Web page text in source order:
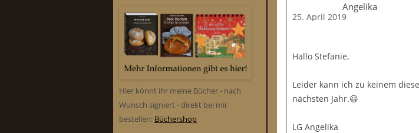
Angelika
25. April 2019
Hallo Stefanie,
Leider kann ich zu keinem
nächsten Jahr.😃
LG Angelika
Hier könnt ihr meine Bücher - nach
Wunsch signiert - direkt bei mir
bestellen: Büchershop